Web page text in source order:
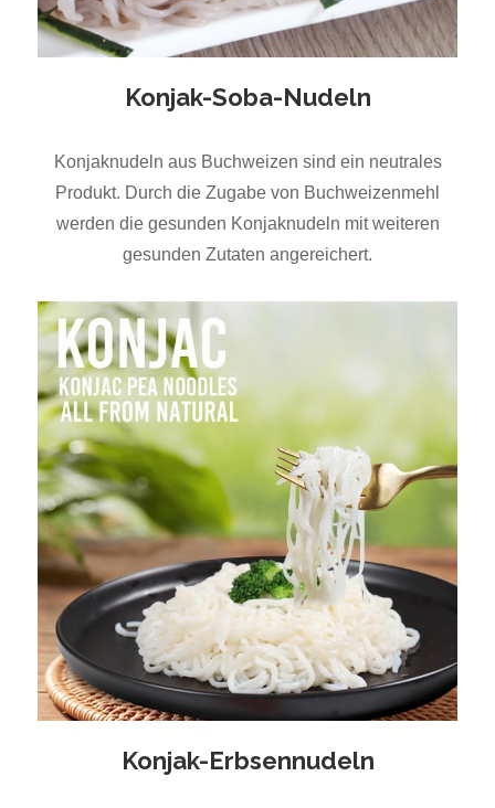
Konjak-Soba-Nudeln
Konjaknudeln aus Buchweizen sind ein neutrales
Produkt. Durch die Zugabe von Buchweizenmehl
werden die gesunden Konjaknudeln mit weiteren
gesunden Zutaten angereichert.
Konjak-Erbsennudeln